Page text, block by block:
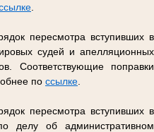
пересмотра вступивших в
судей и апелляционных
Соответствующие поправки
по ссылке
пересмотра вступивших в
делу об административном